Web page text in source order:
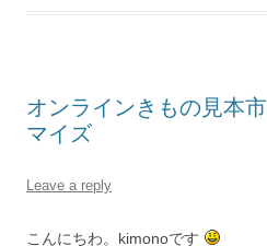
オンラインきもの見本
マイズ
Leave a reply
こんにちわ。kimonoです